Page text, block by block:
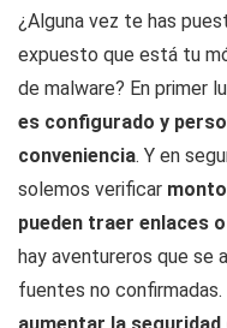
¿Alguna vez te has
expuesto que está tu
de malware? En primer
es configurado y
conveniencia. Y en
solemos verificar
pueden traer enlaces
hay aventureros que se
fuentes no confirmadas.